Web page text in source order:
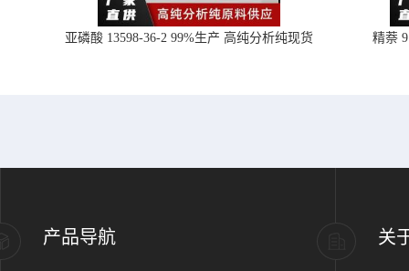
亚磷酸 13598-36-2 99%生产 高纯分析纯现货 精萘
产品导航 关